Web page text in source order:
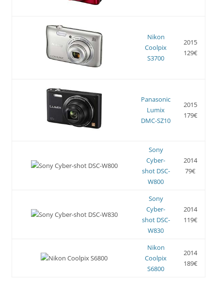
Nikon
Coolpix
S3700
2015
129€
Panasonic
Lumix
DMC-SZ10
2015
179€
Sony
Cyber-
shot DSC-
W800
2014
79€
Sony
Cyber-
shot DSC-
W830
2014
119€
Nikon
Coolpix
S6800
2014
189€